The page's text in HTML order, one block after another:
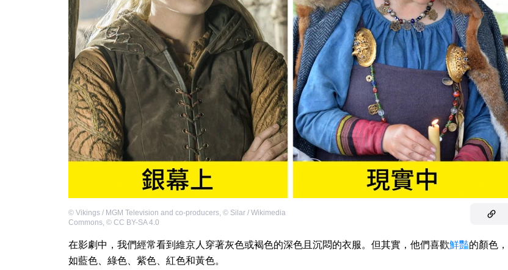
© Vikings / MGM Television and co-producers, © Silar / Wikimedia
Commons, © CC BY-SA 4.0
在影劇中，我們經常看到維京人穿著灰色或褐色的深色且沉悶的衣服。但其實，他們喜歡鮮豔的顏色，
如藍色、綠色、紫色、紅色和黃色。